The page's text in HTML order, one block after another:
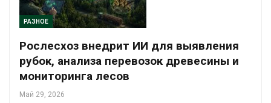
РАЗНОЕ
Рослесхоз внедрит ИИ для выявления
рубок, анализа перевозок древесины и
мониторинга лесов
Май 29, 2026